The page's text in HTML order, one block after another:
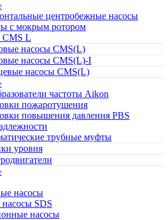
центробежные насосы
с мокрым ротором
L
насосы CMS(L)
насосы CMS(L)-I
насосы CMS(L)
частоты Aikon
пожаротушения
повышения давления PBS
трубные муфты
уровня
насосы
SDS
насосы